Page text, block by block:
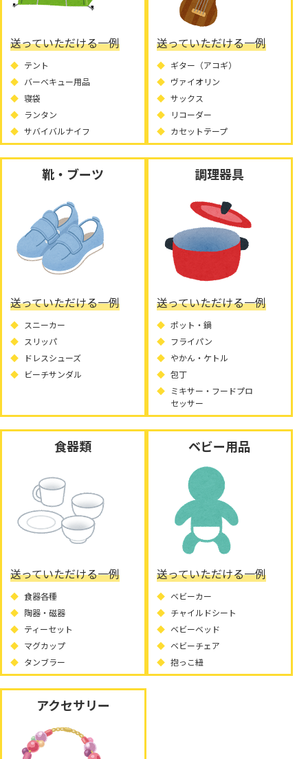
送っていただける一例
テント
バーベキュー用品
寝袋
ランタン
サバイバルナイフ
送っていただける一例
ギター（アコギ）
ヴァイオリン
サックス
リコーダー
カセットテープ
靴・ブーツ
送っていただける一例
スニーカー
スリッパ
ドレスシューズ
ビーチサンダル
調理器具
送っていただける一例
ポット・鍋
フライパン
やかん・ケトル
包丁
ミキサー・フードプロ
セッサー
食器類
送っていただける一例
食器各種
陶器・磁器
ティーセット
マグカップ
タンブラー
ベビー用品
送っていただける一例
ベビーカー
チャイルドシート
ベビーベッド
ベビーチェア
抱っこ紐
アクセサリー